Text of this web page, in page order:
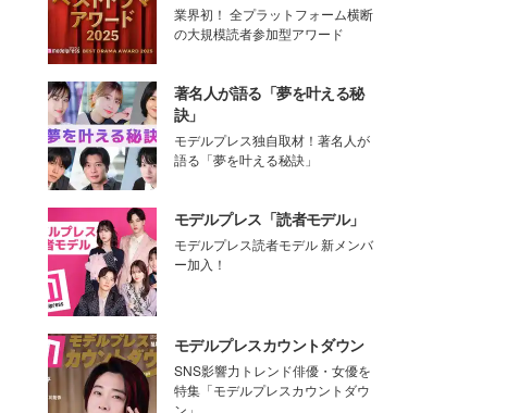
業界初！ 全プラットフォーム横断
の大規模読者参加型アワード
著名人が語る「夢を叶える秘
訣」
モデルプレス独自取材！著名人が
語る「夢を叶える秘訣」
モデルプレス「読者モデル」
モデルプレス読者モデル 新メンバ
ー加入！
モデルプレスカウントダウン
SNS影響力トレンド俳優・女優を
特集「モデルプレスカウントダウ
ン」